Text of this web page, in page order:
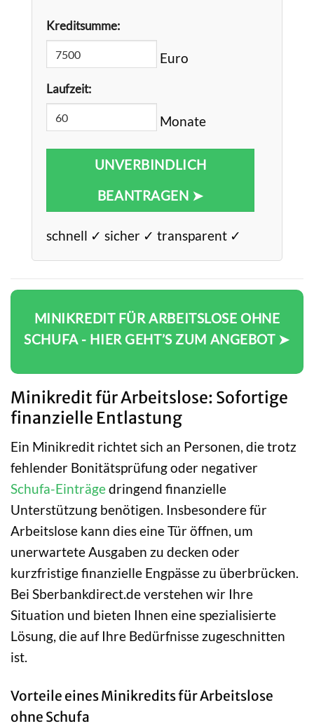
Kreditsumme:
Euro
Laufzeit:
Monate
UNVERBINDLICH
BEANTRAGEN ➤
schnell ✓ sicher ✓ transparent ✓
MINIKREDIT FÜR ARBEITSLOSE OHNE
SCHUFA - HIER GEHT’S ZUM ANGEBOT ➤
Minikredit für Arbeitslose: Sofortige
finanzielle Entlastung
Ein Minikredit richtet sich an Personen, die trotz
fehlender Bonitätsprüfung oder negativer
Schufa-Einträgedringend finanzielle
Unterstützung benötigen. Insbesondere für
Arbeitslose kann dies eine Tür öffnen, um
unerwartete Ausgaben zu decken oder
kurzfristige finanzielle Engpässe zu überbrücken.
Bei Sberbankdirect.de verstehen wir Ihre
Situation und bieten Ihnen eine spezialisierte
Lösung, die auf Ihre Bedürfnisse zugeschnitten
ist.
Vorteile eines Minikredits für Arbeitslose
ohne Schufa